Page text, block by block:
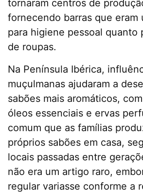
tornaram centros de
fornecendo barras que eram
para higiene pessoal quanto
de roupas.
Na Península Ibérica,
muçulmanas ajudaram a
sabões mais aromáticos,
óleos essenciais e ervas
comum que as famílias
próprios sabões em casa,
locais passadas entre
não era um artigo raro,
regular variasse conforme a